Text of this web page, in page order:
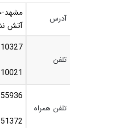
آدرس
آتش
تلفن
تلفن همراه